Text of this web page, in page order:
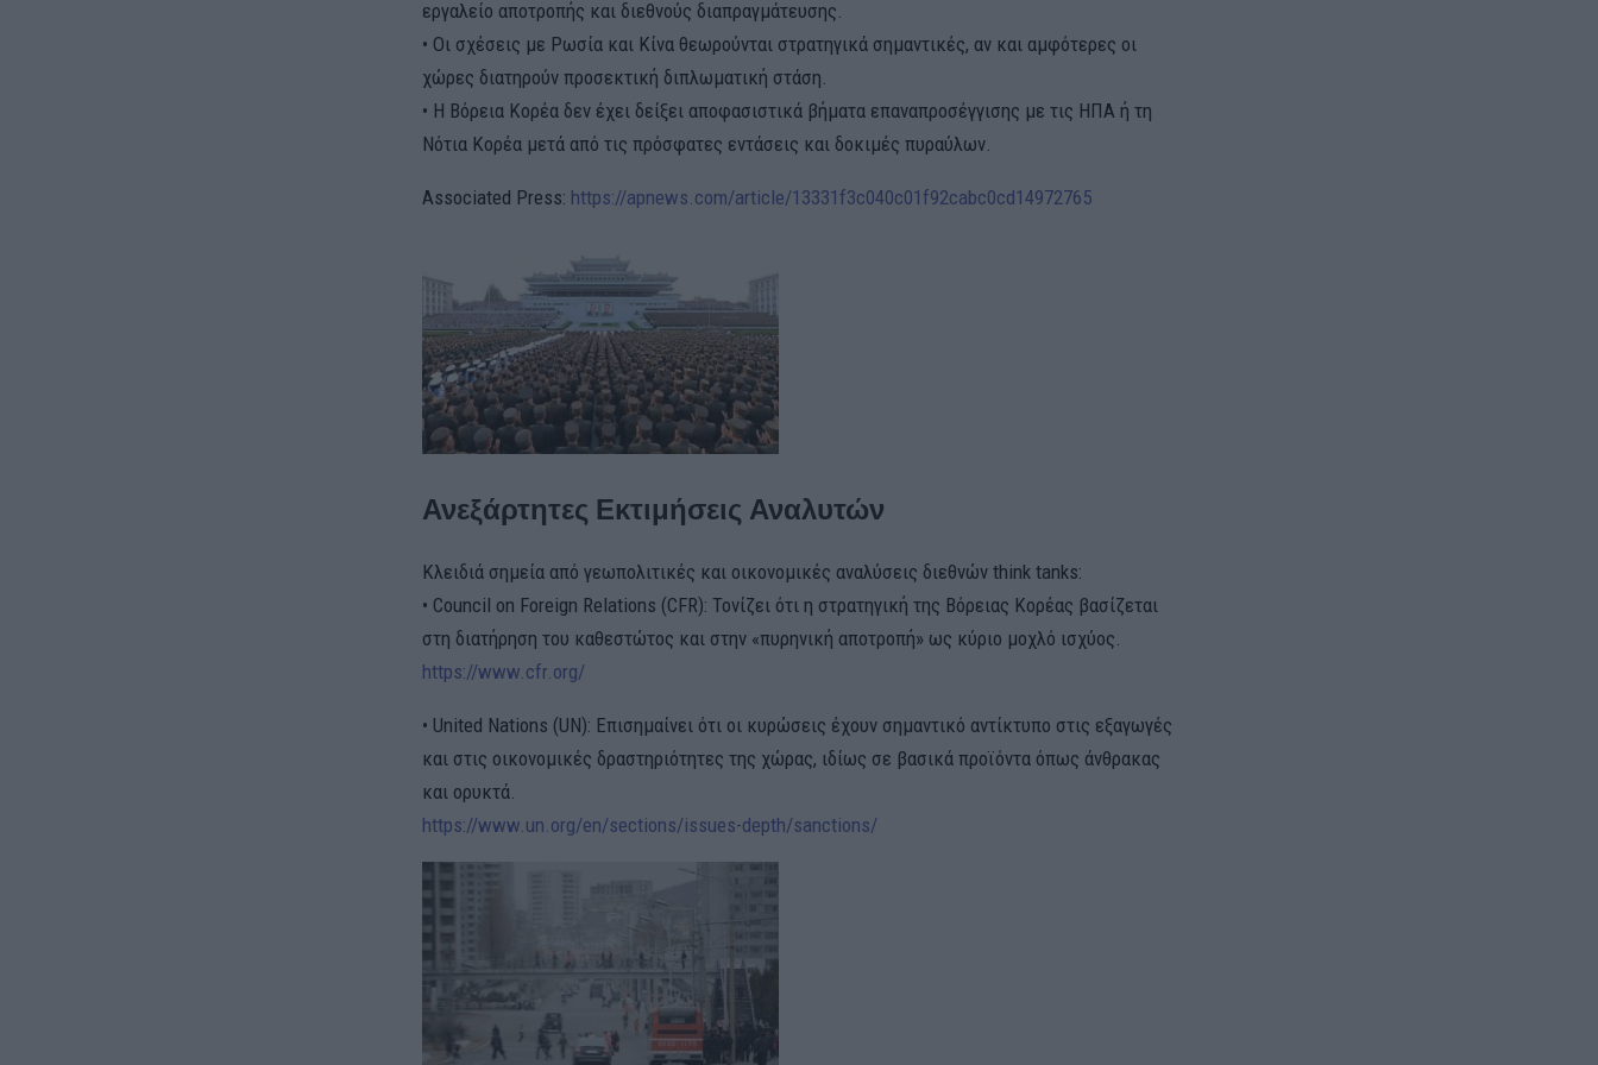
εργαλείο αποτροπής και διεθνούς διαπραγμάτευσης.
• Οι σχέσεις με Ρωσία και Κίνα θεωρούνται στρατηγικά σημαντικές, αν και αμφότερες οι
χώρες διατηρούν προσεκτική διπλωματική στάση.
• Η Βόρεια Κορέα δεν έχει δείξει αποφασιστικά βήματα επαναπροσέγγισης με τις ΗΠΑ ή τη
Νότια Κορέα μετά από τις πρόσφατες εντάσεις και δοκιμές πυραύλων.
Associated Press: https://apnews.com/article/13331f3c040c01f92cabc0cd14972765
Ανεξάρτητες Εκτιμήσεις Αναλυτών
Κλειδιά σημεία από γεωπολιτικές και οικονομικές αναλύσεις διεθνών think tanks:
• Council on Foreign Relations (CFR): Τονίζει ότι η στρατηγική της Βόρειας Κορέας βασίζεται
στη διατήρηση του καθεστώτος και στην «πυρηνική αποτροπή» ως κύριο μοχλό ισχύος.
https://www.cfr.org/
• United Nations (UN): Επισημαίνει ότι οι κυρώσεις έχουν σημαντικό αντίκτυπο στις εξαγωγές
και στις οικονομικές δραστηριότητες της χώρας, ιδίως σε βασικά προϊόντα όπως άνθρακας
και ορυκτά.
https://www.un.org/en/sections/issues-depth/sanctions/